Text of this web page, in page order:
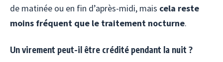
de matinée ou en fin d’après-midi, mais cela reste
moins fréquent que le traitement nocturne.
Un virement peut-il être crédité pendant la nuit ?